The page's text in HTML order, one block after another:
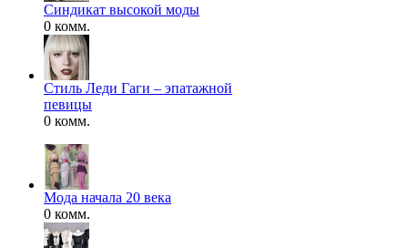
Синдикат высокой моды
0 комм.
Стиль Леди Гаги – эпатажной
певицы
0 комм.
Мода начала 20 века
0 комм.